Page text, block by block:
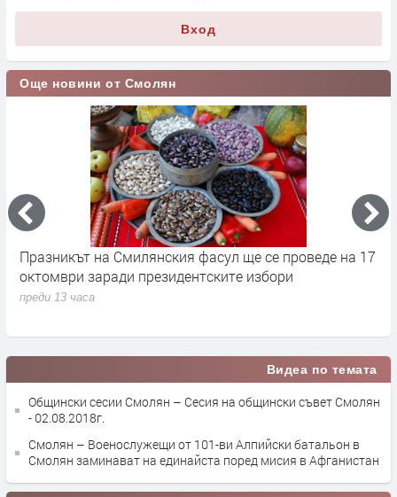
Вход
Още новини от Смолян
Празникът на Смилянския фасул ще се проведе на 17
октомври заради президентските избори
преди 13 часа
Видеа по темата
Общински сесии Смолян – Сесия на общински съвет Смолян
- 02.08.2018г.
Смолян – Военослужещи от 101-ви Алпийски батальон в
Смолян заминават на единайста поред мисия в Афганистан